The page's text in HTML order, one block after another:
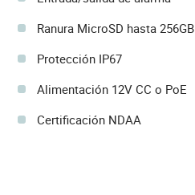
Ranura MicroSD hasta 256GB
Protección IP67
Alimentación 12V CC o PoE
Certificación NDAA